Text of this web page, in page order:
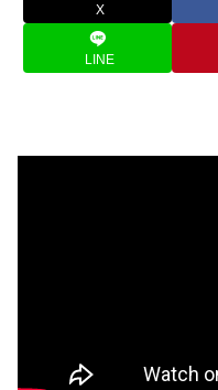
X
LINE